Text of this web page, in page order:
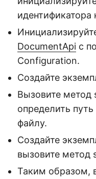
идентификатора
DocumentApi с
Configuration.
Создайте
Вызовите метод
определить
файлу.
Создайте
вызовите метод
Таким образом,